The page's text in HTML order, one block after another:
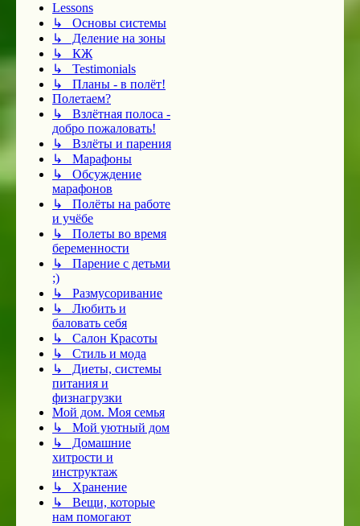
Lessons
↳ Основы системы
↳ Деление на зоны
↳ КЖ
↳ Testimonials
↳ Планы - в полёт!
Полетаем?
↳ Взлётная полоса -
добро пожаловать!
↳ Взлёты и парения
↳ Марафоны
↳ Обсуждение
марафонов
↳ Полёты на работе
и учёбе
↳ Полеты во время
беременности
↳ Парение с детьми
;)
↳ Размусоривание
↳ Любить и
баловать себя
↳ Салон Красоты
↳ Стиль и мода
↳ Диеты, системы
питания и
физнагрузки
Мой дом. Моя семья
↳ Мой уютный дом
↳ Домашние
хитрости и
инструктаж
↳ Хранение
↳ Вещи, которые
нам помогают